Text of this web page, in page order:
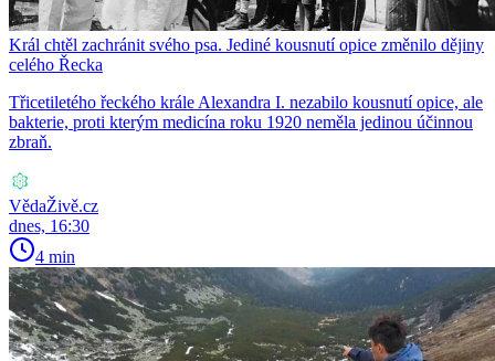
Král chtěl zachránit svého psa. Jediné kousnutí opice změnilo dějiny
celého Řecka
Třicetiletého řeckého krále Alexandra I. nezabilo kousnutí opice, ale
bakterie, proti kterým medicína roku 1920 neměla jedinou účinnou
zbraň.
VědaŽivě.cz
dnes, 16:30
4 min